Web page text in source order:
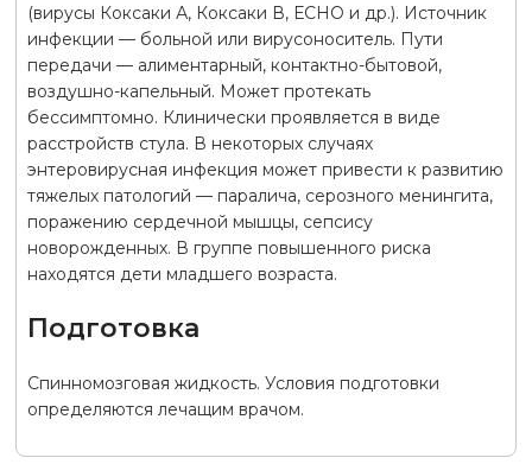
(вирусы Коксаки А, Коксаки В, ЕСНО и др.). Источник
инфекции — больной или вирусоноситель. Пути
передачи — алиментарный, контактно-бытовой,
воздушно-капельный. Может протекать
бессимптомно. Клинически проявляется в виде
расстройств стула. В некоторых случаях
энтеровирусная инфекция может привести к развитию
тяжелых патологий — паралича, серозного менингита,
поражению сердечной мышцы, сепсису
новорожденных. В группе повышенного риска
находятся дети младшего возраста.
Подготовка
Спинномозговая жидкость. Условия подготовки
определяются лечащим врачом.